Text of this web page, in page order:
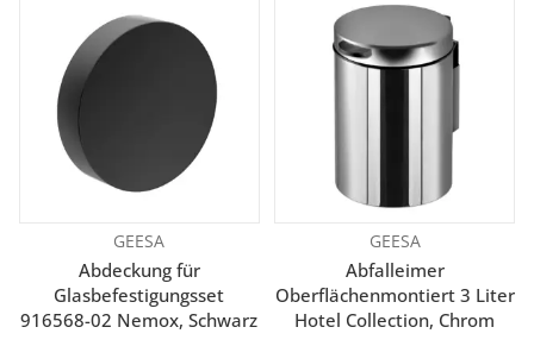
GEESA
Abdeckung für
Glasbefestigungsset
916568-02 Nemox, Schwarz
GEESA
Abfalleimer
Oberflächenmontiert 3 Liter
Hotel Collection, Chrom